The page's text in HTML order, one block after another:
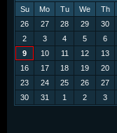
Su
Mo Tu We Th
26
27 28 29 30
2
3 4 5 6
9
10 11 12 13
16
17 18 19 20
23
24 25 26 27
30
31 1 2 3